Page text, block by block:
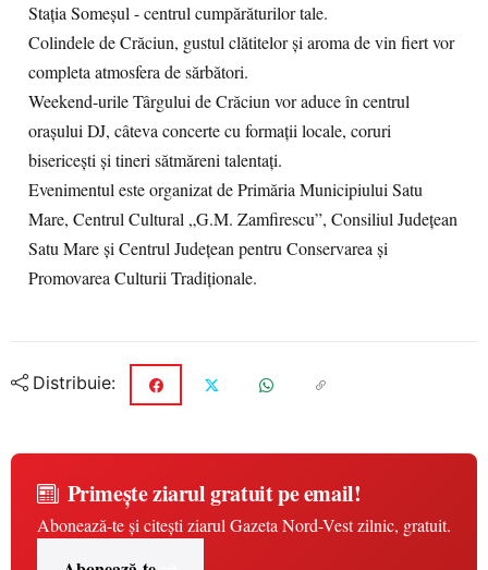
Stația Someșul - centrul cumpărăturilor tale.
Colindele de Crăciun, gustul clătitelor și aroma de vin fiert vor
completa atmosfera de sărbători.
Weekend-urile Târgului de Crăciun vor aduce în centrul
orașului DJ, câteva concerte cu formații locale, coruri
bisericești și tineri sătmăreni talentați.
Evenimentul este organizat de Primăria Municipiului Satu
Mare, Centrul Cultural „G.M. Zamfirescu”, Consiliul Județean
Satu Mare și Centrul Județean pentru Conservarea și
Promovarea Culturii Tradiționale.
Distribuie:
Primește ziarul gratuit pe email!
Abonează-te și citești ziarul Gazeta Nord-Vest zilnic, gratuit.